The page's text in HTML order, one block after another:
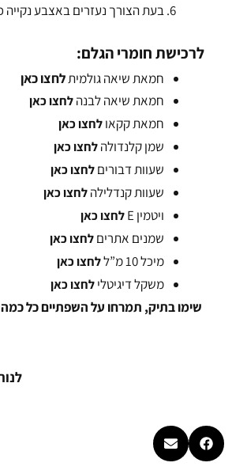
בעת הצורך נעזרים באצבע
לרכישת חומרי הגלם:
חמאת שיאה גולמיתלחצו כאן
חמאת שיאה לבנהלחצו כאן
חמאת קקאולחצו כאן
שמן קלנדולהלחצו כאן
שעוות דבוריםלחצו כאן
שעוות קנדלילהלחצו כאן
ויטמין E לחצו כאן
שמנים אתריםלחצו כאן
מיכל 10 מ”ל לחצו כאן
משקל דיגיטלילחצו כאן
שימו בתיק, תמרחו על השפתיים כל